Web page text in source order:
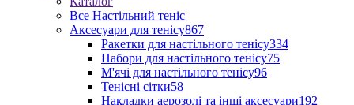
Все Настільний теніс
Аксесуари для тенісу867
Ракетки для настільного тенісу334
Набори для настільного тенісу75
М'ячі для настільного тенісу96
Тенісні сітки58
Накладки аерозолі та інші аксесуари192